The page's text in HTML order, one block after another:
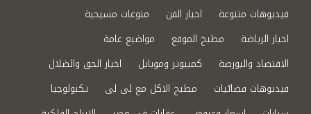
فيديوهات متنوعة
اخبار الفن
منوعات مسيحية
اخبار الرياضة
مطبخ الموقع
مواضيع عامة
الاقتصاد والبورصة
كمبيوتر وموبايل
اخبار الحق والضلال
فيديوهات فضائيات
مطبخ الاكل مع لى لى
تكنولوجيا